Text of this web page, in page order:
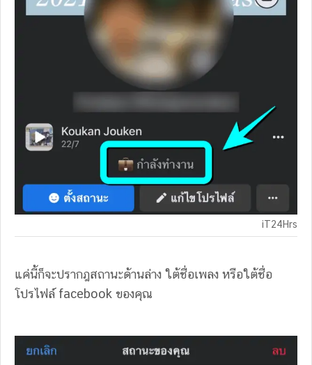
iT24Hrs
แค่นี้ก็จะปรากฎสถานะด้านล่าง ใต้ชื่อเพลง หรือใต้ชื่อ
โปรไฟล์ facebook ของคุณ